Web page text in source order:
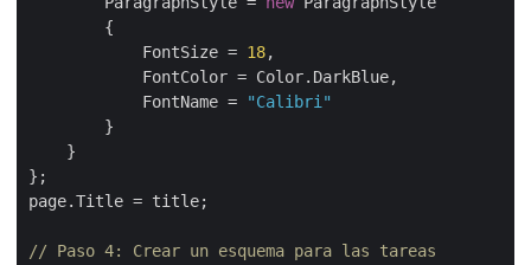
        {
            FontSize =
18,
            FontColor = Color.DarkBlue,
            FontName =
"Calibri"
        }
    }
};
page.Title = title;
// Paso 4: Crear un esquema para las tareas